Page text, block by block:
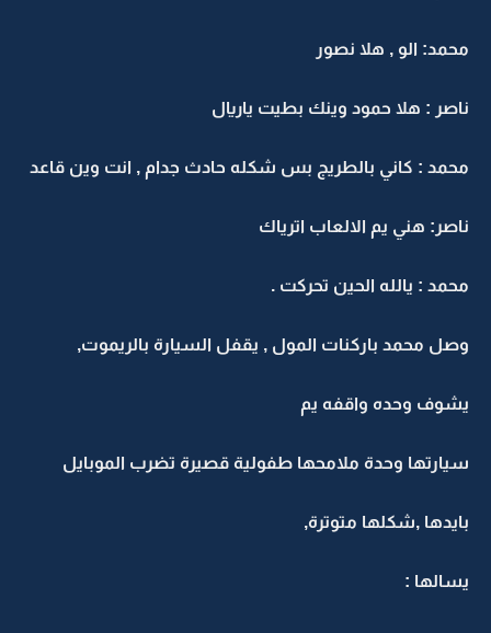
محمد: الو , هلا نصور
ناصر : هلا حمود وينك بطيت ياريال
محمد : كاني بالطريج بس شكله حادث جدام , انت وين قاعد
ناصر: هني يم الالعاب اترياك
محمد : يالله الحين تحركت .
وصل محمد باركنات المول , يقفل السيارة بالريموت,
يشوف وحده واقفه يم
سيارتها وحدة ملامحها طفولية قصيرة تضرب الموبايل
بايدها ,شكلها متوترة,
يسالها :